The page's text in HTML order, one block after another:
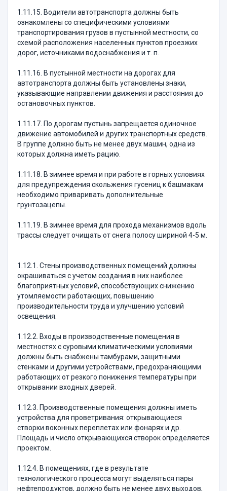
1.11.15. Водители автотранспорта должны быть
ознакомлены со специфическими условиями
транспортирования грузов в пустынной местности, со
схемой расположения населенных пунктов проезжих
дорог, источниками водоснабжения и т. п.
1.11.16. В пустынной местности на дорогах для
автотранспорта должны быть установлены знаки,
указывающие направлении движения и расстояния до
остановочных пунктов.
1.11.17. По дорогам пустынь запрещается одиночное
движение автомобилей и других транспортных средств.
В группе должно быть не менее двух машин, одна из
которых должна иметь рацию.
1.11.18. В зимнее время и при работе в горных условиях
для предупреждения скольжения гусениц к башмакам
необходимо приваривать дополнительные
грунтозацепы.
1.11.19. В зимнее время для прохода механизмов вдоль
трассы следует очищать от снега полосу шириной 4-5 м.
1.12.1. Стены производственных помещений должны
окрашиваться с учетом создания в них наиболее
благоприятных условий, способствующих снижению
утомляемости работающих, повышению
производительности труда и улучшению условий
освещения.
1.12.2. Входы в производственные помещения в
местностях с суровыми климатическими условиями
должны быть снабжены тамбурами, защитными
стенками и другими устройствами, предохраняющими
работающих от резкого понижения температуры при
открывании входных дверей.
1.12.3. Производственные помещения должны иметь
устройства для проветривания: открывающиеся
створки воконных переплетах или фонарях и др.
Площадь и число открывающихся створок определяется
проектом.
1.12.4. В помещениях, где в результате
технологического процесса могут выделяться пары
нефтепродуктов, должно быть не менее двух выходов,